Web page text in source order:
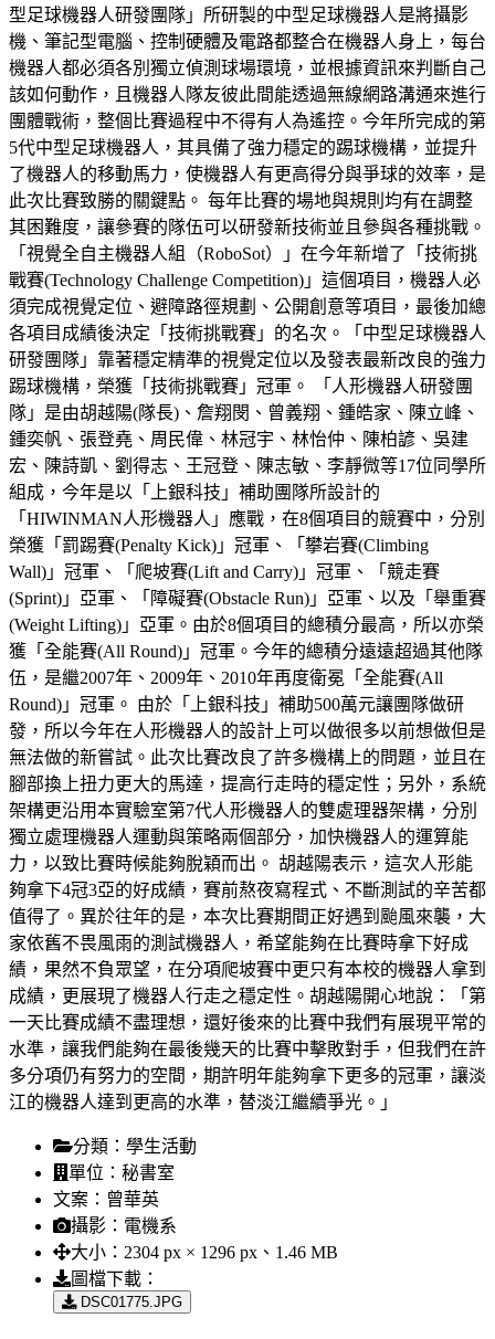
型足球機器人研發團隊」所研製的中型足球機器人是將攝影
機、筆記型電腦、控制硬體及電路都整合在機器人身上，每台
機器人都必須各別獨立偵測球場環境，並根據資訊來判斷自己
該如何動作，且機器人隊友彼此間能透過無線網路溝通來進行
團體戰術，整個比賽過程中不得有人為遙控。今年所完成的第
5代中型足球機器人，其具備了強力穩定的踢球機構，並提升
了機器人的移動馬力，使機器人有更高得分與爭球的效率，是
此次比賽致勝的關鍵點。 每年比賽的場地與規則均有在調整
其困難度，讓參賽的隊伍可以研發新技術並且參與各種挑戰。
「視覺全自主機器人組（RoboSot）」在今年新增了「技術挑
戰賽(Technology Challenge Competition)」這個項目，機器人必
須完成視覺定位、避障路徑規劃、公開創意等項目，最後加總
各項目成績後決定「技術挑戰賽」的名次。「中型足球機器人
研發團隊」靠著穩定精準的視覺定位以及發表最新改良的強力
踢球機構，榮獲「技術挑戰賽」冠軍。 「人形機器人研發團
隊」是由胡越陽(隊長)、詹翔閔、曾義翔、鍾皓家、陳立峰、
鍾奕帆、張登堯、周民偉、林冠宇、林怡仲、陳柏諺、吳建
宏、陳詩凱、劉得志、王冠登、陳志敏、李靜微等17位同學所
組成，今年是以「上銀科技」補助團隊所設計的
「HIWINMAN人形機器人」應戰，在8個項目的競賽中，分別
榮獲「罰踢賽(Penalty Kick)」冠軍、「攀岩賽(Climbing
Wall)」冠軍、「爬坡賽(Lift and Carry)」冠軍、「競走賽
(Sprint)」亞軍、「障礙賽(Obstacle Run)」亞軍、以及「舉重賽
(Weight Lifting)」亞軍。由於8個項目的總積分最高，所以亦榮
獲「全能賽(All Round)」冠軍。今年的總積分遠遠超過其他隊
伍，是繼2007年、2009年、2010年再度衛冕「全能賽(All
Round)」冠軍。 由於「上銀科技」補助500萬元讓團隊做研
發，所以今年在人形機器人的設計上可以做很多以前想做但是
無法做的新嘗試。此次比賽改良了許多機構上的問題，並且在
腳部換上扭力更大的馬達，提高行走時的穩定性；另外，系統
架構更沿用本實驗室第7代人形機器人的雙處理器架構，分別
獨立處理機器人運動與策略兩個部分，加快機器人的運算能
力，以致比賽時候能夠脫穎而出。 胡越陽表示，這次人形能
夠拿下4冠3亞的好成績，賽前熬夜寫程式、不斷測試的辛苦都
值得了。異於往年的是，本次比賽期間正好遇到颱風來襲，大
家依舊不畏風雨的測試機器人，希望能夠在比賽時拿下好成
績，果然不負眾望，在分項爬坡賽中更只有本校的機器人拿到
成績，更展現了機器人行走之穩定性。胡越陽開心地說：「第
一天比賽成績不盡理想，還好後來的比賽中我們有展現平常的
水準，讓我們能夠在最後幾天的比賽中擊敗對手，但我們在許
多分項仍有努力的空間，期許明年能夠拿下更多的冠軍，讓淡
江的機器人達到更高的水準，替淡江繼續爭光。」
分類： 學生活動
單位： 秘書室
文案： 曾華英
攝影： 電機系
大小： 2304 px × 1296 px、1.46 MB
圖檔下載：
DSC01775.JPG